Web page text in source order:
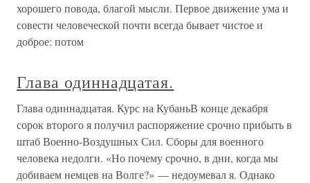
хорошего повода, благой мысли. Первое движение ума и
совести человеческой почти всегда бывает чистое и
доброе: потом
Глава одиннадцатая.
Глава одиннадцатая. Курс на КубаньВ конце декабря
сорок второго я получил распоряжение срочно прибыть в
штаб Военно-Воздушных Сил. Сборы для военного
человека недолги. «Но почему срочно, в дни, когда мы
добиваем немцев на Волге?» — недоумевал я. Однако